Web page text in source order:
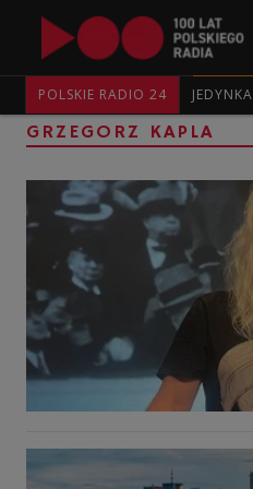
POLSKIE RADIO 24 JEDYNKA
GRZEGORZ KAPLA